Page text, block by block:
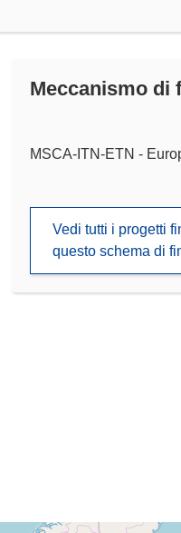
Meccanismo di
MSCA-ITN-ETN -
Vedi tutti i progetti
questo schema di